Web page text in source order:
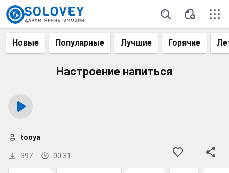
Новые Популярные Лучшие Горячие
Настроение напиться
397 00:31
tooya